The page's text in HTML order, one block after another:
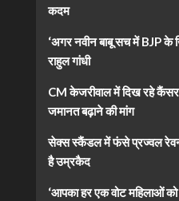
कदम
‘अगर नवीन बाबू सच में BJP के
राहुल गांधी
CM केजरीवाल में दिख रहे
जमानत बढ़ाने की मांग
सेक्स स्कैंडल में फंसे प्रज्वल
है उम्रकैद
‘आपका हर एक वोट महिलाओं को